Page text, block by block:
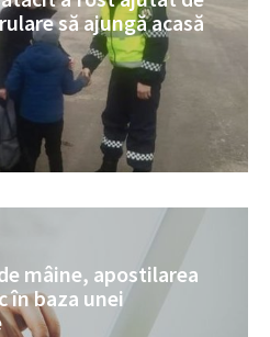
să ajungă acasă
mâine, apostilarea
în baza unei